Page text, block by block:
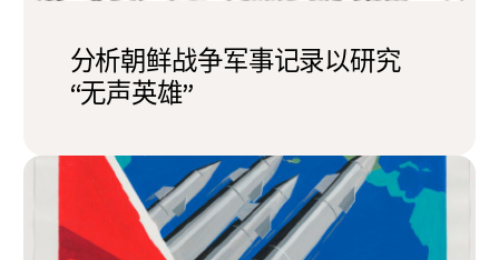
分析朝鲜战争军事记录以研究
“无声英雄”